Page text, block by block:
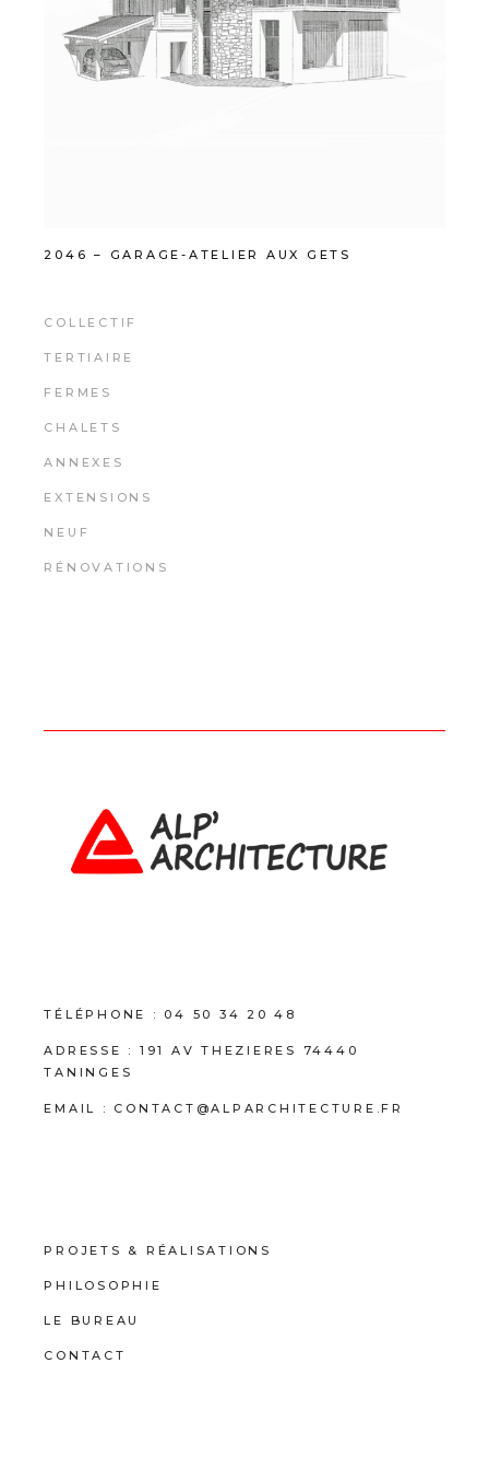
2046 – GARAGE-ATELIER AUX GETS
COLLECTIF
TERTIAIRE
FERMES
CHALETS
ANNEXES
EXTENSIONS
NEUF
RÉNOVATIONS
TÉLÉPHONE : 04 50 34 20 48
ADRESSE : 191 AV THEZIERES 74440
TANINGES
EMAIL : CONTACT@ALPARCHITECTURE.FR
PROJETS & RÉALISATIONS
PHILOSOPHIE
LE BUREAU
CONTACT